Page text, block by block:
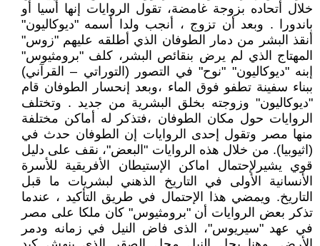
خلال أتحاده بزوجة غامضة، تقول الروايات إنها أسيا أو
باندورا . وبعد أن تزوج ، أنجب ولدا أسمه "ديوكاليون"
أنقذ البشر من دمار الطوفان الذي أطلقه عليهم "زوس"
المهتاج الذي لم يرض بنقائص البشر، كلف "برومثيوس"
إبنه "ديوكاليون" "نوح" في التصور (التوراتي – القرآني)
ببناء سفينة تطفو فوق الماء ،وبعد إنحسار الطوفان قام
"ديوكاليون" وزوجته بخلق البشرية من جديد . وتختلف
الروايات حول مكان الطوفان ،فتذكر له أماكن مختلفة
منها مصر وتقول إحدى الروايات إن الطوفان حدث في
(اثيوبيا). من خلال هذه الروايات "البعض"، نقف على دليل
قوي يشيرلإحتمال اماكن الإستيطان الأفريقية للأسرة
الأنسانية الأولى في التاريخ الذهني لبشريات ما قبل
التاريخ. ويمضي هذا الإحتمال في طريق التأكيد ، عندما
تذكر بعض الروايات أن "برومثيوس" كان ملكا على مصر
في عهد "سيريوس"، الذى فاض النيل في زمانه ودمر